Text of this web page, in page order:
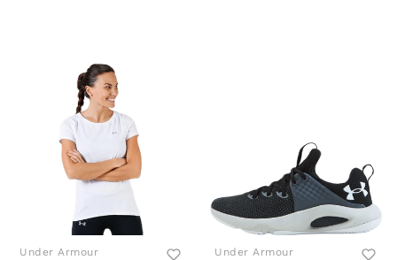
Under Armour Under Armour